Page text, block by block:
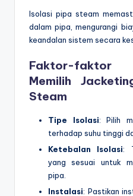
Isolasi pipa steam
dalam pipa, mengurangi
keandalan sistem secara
Faktor-faktor
Memilih
Steam
Tipe Isolasi: Pilih
terhadap suhu tinggi
Ketebalan Isolasi:
yang sesuai untuk
pipa.
Instalasi: Pastikan